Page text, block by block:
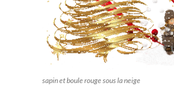
sapin et boule rouge sous la neige